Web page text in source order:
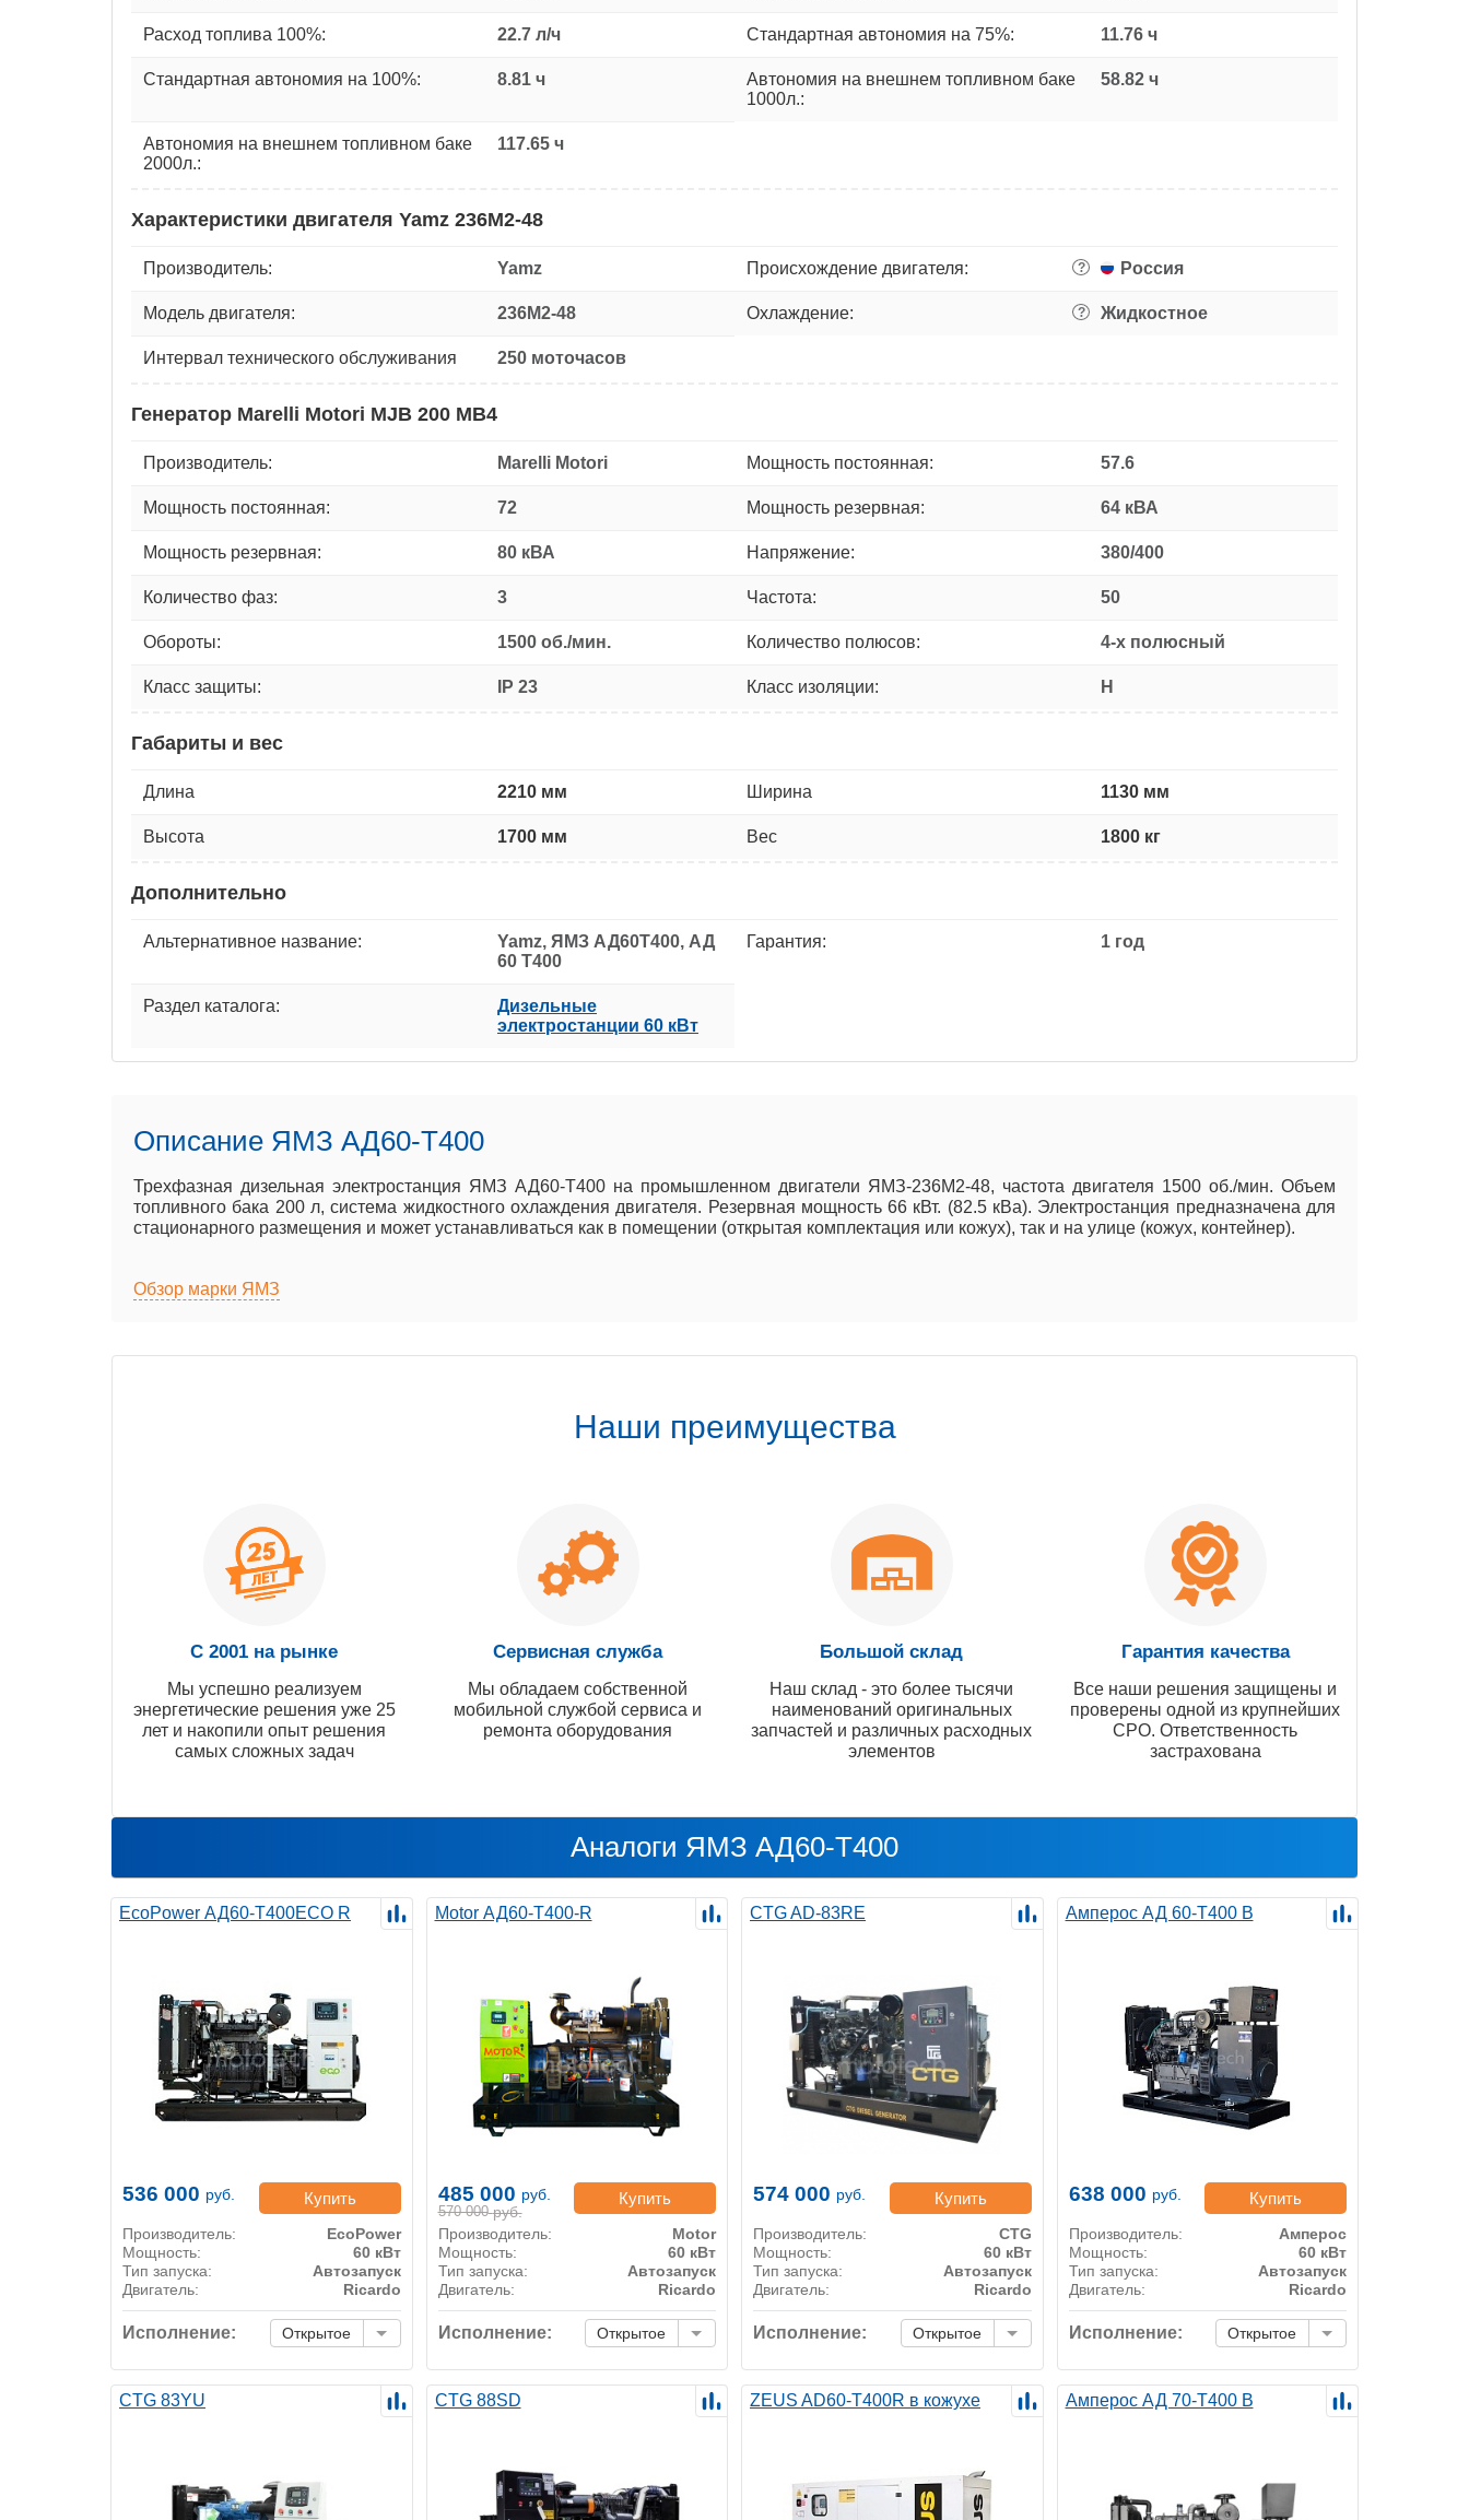
Расход топлива 100%: 22.7 л/ч Стандартная автономия на 75%: 11.76 ч
Стандартная автономия на 100%: 8.81 ч
Автономия на внешнем топливном баке
1000л.:
58.82 ч
Автономия на внешнем топливном баке
2000л.:
117.65 ч
Характеристики двигателя Yamz 236М2-48
Производитель: Yamz Происхождение двигателя: ? Россия
Модель двигателя: 236М2-48 Охлаждение: ? Жидкостное
Интервал технического обслуживания 250 моточасов
Генератор Marelli Motori MJB 200 MB4
Производитель: Marelli Motori Мощность постоянная: 57.6
Мощность постоянная: 72 Мощность резервная: 64 кВА
Мощность резервная: 80 кВА Напряжение: 380/400
Количество фаз: 3 Частота: 50
Обороты: 1500 об./мин. Количество полюсов: 4-х полюсный
Класс защиты: IP 23 Класс изоляции: H
Габариты и вес
Длина 2210 мм Ширина 1130 мм
Высота 1700 мм Вес 1800 кг
Дополнительно
Альтернативное название:
Yamz, ЯМЗ АД60Т400, АД
60 Т400
Гарантия: 1 год
Раздел каталога:
Дизельные
электростанции 60 кВт
Описание ЯМЗ АД60-T400
Трехфазная дизельная электростанция ЯМЗ АД60-Т400 на промышленном двигатели ЯМЗ-236М2-48, частота двигателя 1500 об./мин. Объем
топливного бака 200 л, система жидкостного охлаждения двигателя. Резервная мощность 66 кВт. (82.5 кВа). Электростанция предназначена для
стационарного размещения и может устанавливаться как в помещении (открытая комплектация или кожух), так и на улице (кожух, контейнер).
Обзор марки ЯМЗ
Наши преимущества
С 2001 на рынке
Мы успешно реализуем
энергетические решения уже 25
лет и накопили опыт решения
самых сложных задач
Сервисная служба
Мы обладаем собственной
мобильной службой сервиса и
ремонта оборудования
Большой склад
Наш склад - это более тысячи
наименований оригинальных
запчастей и различных расходных
элементов
Гарантия качества
Все наши решения защищены и
проверены одной из крупнейших
СРО. Ответственность
застрахована
Аналоги ЯМЗ АД60-T400
EcoPower АД60-T400ECO R
536 000 руб. Купить
Производитель:
EcoPower
Мощность:
60 кВт
Тип запуска:
Автозапуск
Двигатель:
Ricardo
Исполнение: Открытое
Motor АД60-Т400-R
570 000 руб.
485 000 руб. Купить
Производитель:
Motor
Мощность:
60 кВт
Тип запуска:
Автозапуск
Двигатель:
Ricardo
Исполнение: Открытое
CTG AD-83RE
574 000 руб. Купить
Производитель:
CTG
Мощность:
60 кВт
Тип запуска:
Автозапуск
Двигатель:
Ricardo
Исполнение: Открытое
Амперос АД 60-Т400 B
638 000 руб. Купить
Производитель:
Амперос
Мощность:
60 кВт
Тип запуска:
Автозапуск
Двигатель:
Ricardo
Исполнение: Открытое
CTG 83YU CTG 88SD ZEUS AD60-T400R в кожухе Амперос АД 70-Т400 B